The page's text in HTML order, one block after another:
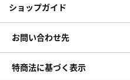
ショップガイド
お問い合わせ先
特商法に基づく表示